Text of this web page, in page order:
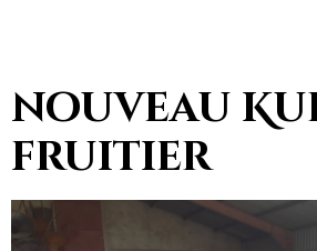
nouveau
fruitier